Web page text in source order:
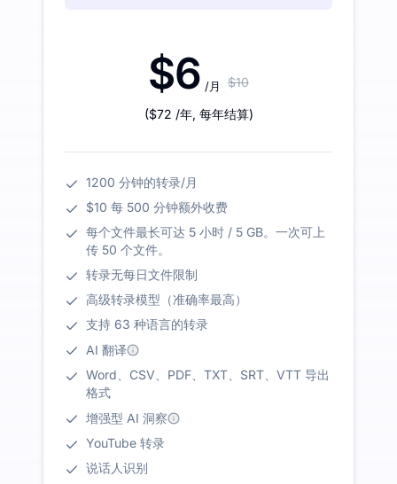
$6 /月 $10
($72 /年, 每年结算)
1200 分钟的转录/月
$10 每 500 分钟额外收费
每个文件最长可达 5 小时 / 5 GB。一次可上
传 50 个文件。
转录无每日文件限制
高级转录模型（准确率最高）
支持 63 种语言的转录
AI 翻译
Word、CSV、PDF、TXT、SRT、VTT 导出
格式
增强型 AI 洞察
YouTube 转录
说话人识别